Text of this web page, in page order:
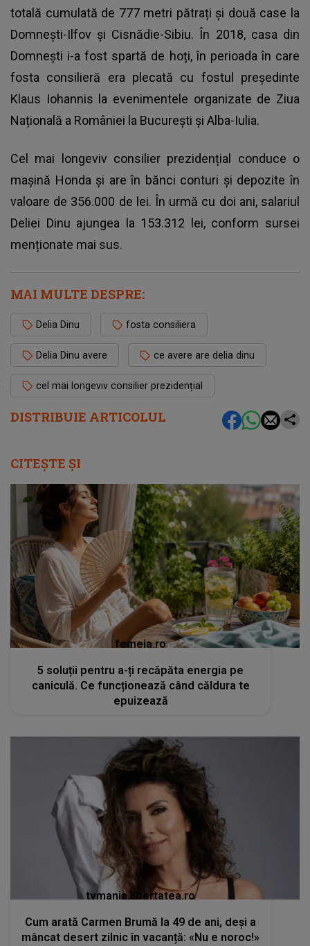
DISTRIBUIE ARTICOLUL
totală cumulată de 777 metri pătrați și două case la
Domnești-Ilfov și Cisnădie-Sibiu. În 2018, casa din
Domnești i-a fost spartă de hoți, în perioada în care
fosta consilieră era plecată cu fostul președinte
Klaus Iohannis la evenimentele organizate de Ziua
Națională a României la București și Alba-Iulia.
Cel mai longeviv consilier prezidențial conduce o
mașină Honda și are în bănci conturi și depozite în
valoare de 356.000 de lei. În urmă cu doi ani, salariul
Deliei Dinu ajungea la 153.312 lei, conform sursei
menționate mai sus.
MAI MULTE DESPRE:
Delia Dinu fosta consiliera
Delia Dinu avere ce avere are delia dinu
cel mai longeviv consilier prezidențial
CITEȘTE ȘI
femeia.ro
5 soluții pentru a-ți recăpăta energia pe
caniculă. Ce funcționează când căldura te
epuizează
tvmania.libertatea.ro
Cum arată Carmen Brumă la 49 de ani, deși a
mâncat desert zilnic în vacanță: «Nu e noroc!»